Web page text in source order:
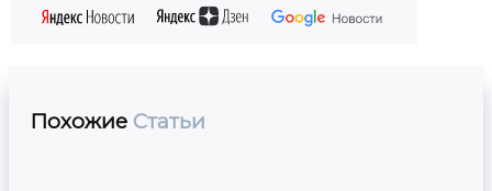
Похожие Статьи